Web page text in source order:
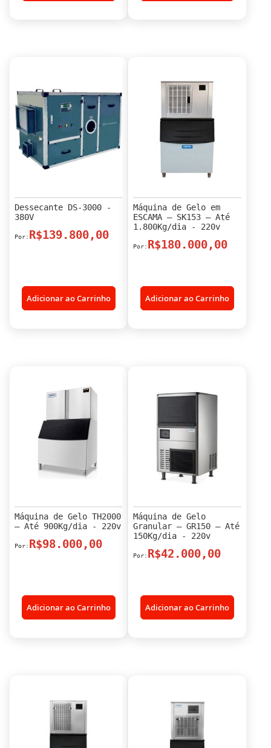
Dessecante DS-3000 -
380V
R$139.800,00
Adicionar ao Carrinho
Máquina de Gelo em
ESCAMA – SK153 – Até
1.800Kg/dia - 220v
R$180.000,00
Adicionar ao Carrinho
Máquina de Gelo TH2000
– Até 900Kg/dia - 220v
R$98.000,00
Adicionar ao Carrinho
Máquina de Gelo
Granular – GR150 – Até
150Kg/dia - 220v
R$42.000,00
Adicionar ao Carrinho